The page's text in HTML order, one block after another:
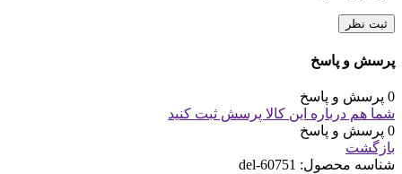
ثبت نظر
پرسش و پاسخ
0 پرسش و پاسخ
شما هم درباره این کالا پرسش ثبت کنید
0 پرسش و پاسخ
بازگشت
شناسه محصول: del-60751